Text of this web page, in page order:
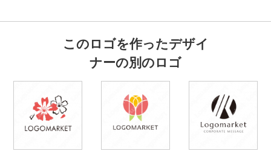
このロゴを作ったデザイ
ナーの別のロゴ